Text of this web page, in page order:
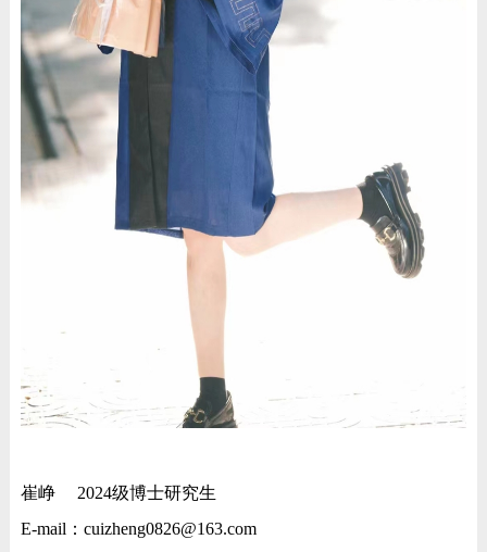
崔峥2024级博士研究生
E-mail ： cuizheng0826@163.com